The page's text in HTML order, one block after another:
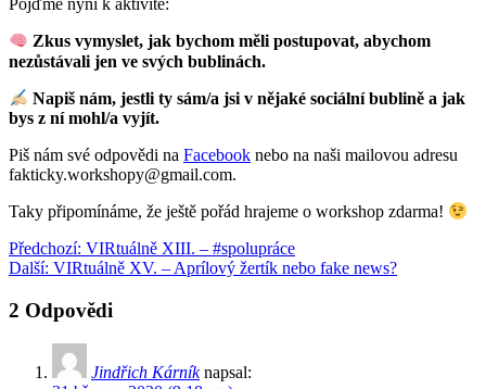
Pojďme nyní k aktivitě:
Zkus vymyslet, jak bychom měli postupovat, abychom
nezůstávali jen ve svých bublinách.
Napiš nám, jestli ty sám/a jsi v nějaké sociální bublině a jak
bys z ní mohl/a vyjít.
Piš nám své odpovědi na Facebook nebo na naši mailovou adresu
fakticky.workshopy@gmail.com.
Taky připomínáme, že ještě pořád hrajeme o workshop zdarma!
Navigace
pro
příspěvek
Předchozí: Předchozí
příspěvek:
VIRtuálně XIII. – #spolupráce
Další: Další
VIRtuálně XV. – Aprílový žertík nebo fake news?
2 Odpovědi
Jindřich Kárník napsal: